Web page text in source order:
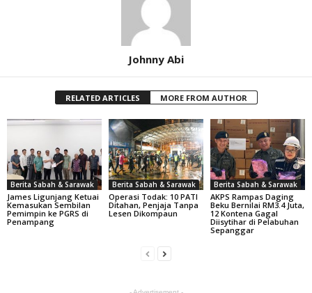
Johnny Abi
RELATED ARTICLES MORE FROM AUTHOR
Berita Sabah & Sarawak
James Ligunjang Ketuai
Kemasukan Sembilan
Pemimpin ke PGRS di
Penampang
Berita Sabah & Sarawak
Operasi Todak: 10 PATI
Ditahan, Penjaja Tanpa
Lesen Dikompaun
Berita Sabah & Sarawak
AKPS Rampas Daging
Beku Bernilai RM3.4 Juta,
12 Kontena Gagal
Diisytihar di Pelabuhan
Sepanggar